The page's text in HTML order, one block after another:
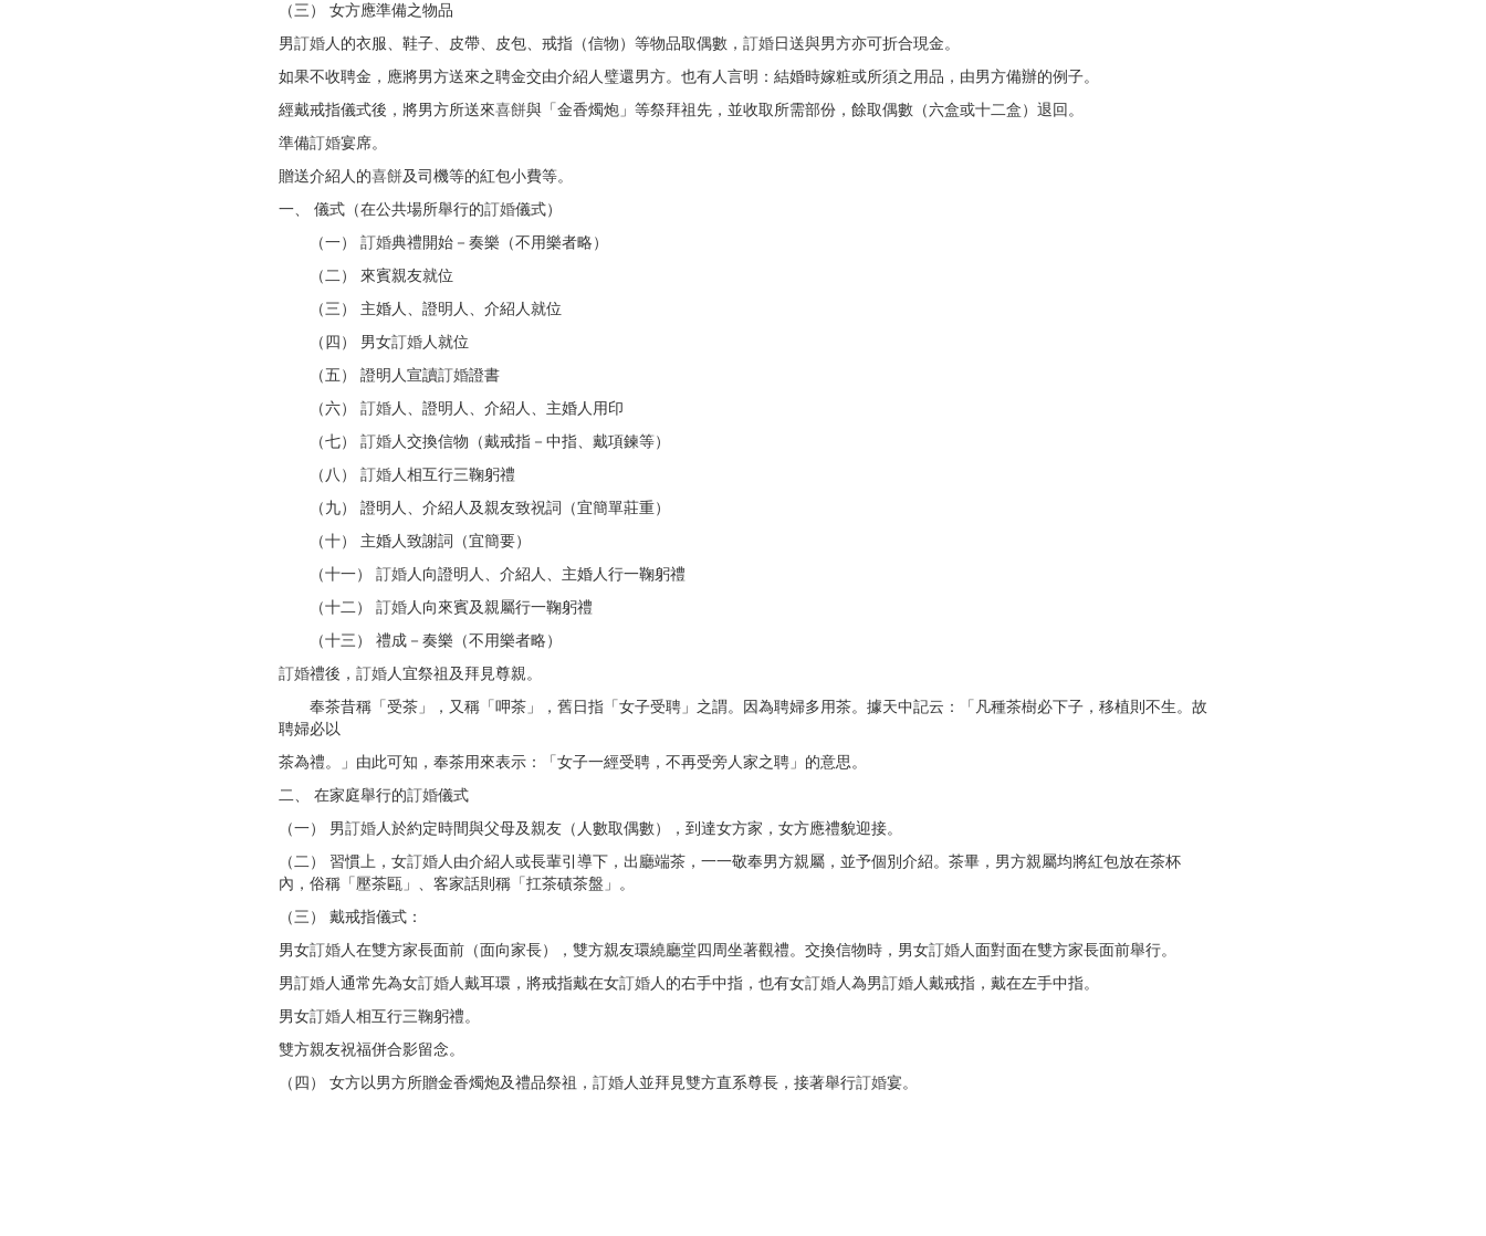
（三） 女方應準備之物品
男訂婚人的衣服、鞋子、皮帶、皮包、戒指（信物）等物品取偶數， 訂婚日送與男方亦可折合現金。
如果不收聘金，應將男方送來之聘金交由介紹人璧還男方。也有人言明：結婚時嫁粧或所須之用品，由男方備辦的例子。
經戴戒指儀式後，將男方所送來喜餅與「金香燭炮」等祭拜祖先，並收取所需部份，餘取偶數（六盒或十二盒）退回。
準備訂婚宴席。
贈送介紹人的喜餅及司機等的紅包小費等。
一、 儀式（在公共場所舉行的訂婚儀式）
（一） 訂婚典禮開始－奏樂（不用樂者略）
（二） 來賓親友就位
（三） 主婚人、證明人、介紹人就位
（四） 男女訂婚人就位
（五） 證明人宣讀訂婚證書
（六） 訂婚人、證明人、介紹人、主婚人用印
（七） 訂婚人交換信物（戴戒指－中指、戴項鍊等）
（八） 訂婚人相互行三鞠躬禮
（九） 證明人、介紹人及親友致祝詞（宜簡單莊重）
（十） 主婚人致謝詞（宜簡要）
（十一） 訂婚人向證明人、介紹人、主婚人行一鞠躬禮
（十二） 訂婚人向來賓及親屬行一鞠躬禮
（十三） 禮成－奏樂（不用樂者略）
訂婚禮後， 訂婚人宜祭祖及拜見尊親。
奉茶昔稱「受茶」，又稱「呷茶」，舊日指「女子受聘」之謂。因為聘婦多用茶。據天中記云：「凡種茶樹必下子，移植則不生。故
聘婦必以
茶為禮。」由此可知，奉茶用來表示：「女子一經受聘，不再受旁人家之聘」的意思。
二、 在家庭舉行的訂婚儀式
（一） 男訂婚人於約定時間與父母及親友（人數取偶數），到達女方家，女方應禮貌迎接。
（二） 習慣上，女訂婚人由介紹人或長輩引導下，出廳端茶，一一敬奉男方親屬，並予個別介紹。茶畢，男方親屬均將紅包放在茶杯
內，俗稱「壓茶甌」、客家話則稱「扛茶磧茶盤」。
（三） 戴戒指儀式：
男女訂婚人在雙方家長面前（面向家長），雙方親友環繞廳堂四周坐著觀禮。交換信物時，男女訂婚人面對面在雙方家長面前舉行。
男訂婚人通常先為女訂婚人戴耳環，將戒指戴在女訂婚人的右手中指，也有女訂婚人為男訂婚人戴戒指，戴在左手中指。
男女訂婚人相互行三鞠躬禮。
雙方親友祝福併合影留念。
（四） 女方以男方所贈金香燭炮及禮品祭祖， 訂婚人並拜見雙方直系尊長，接著舉行訂婚宴。